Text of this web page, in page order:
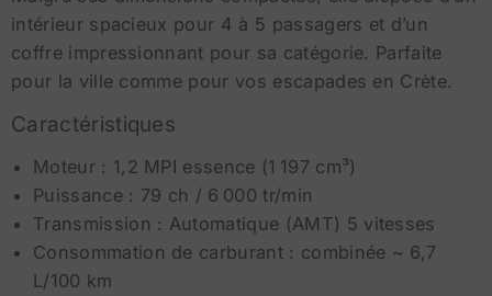
intérieur spacieux pour 4 à 5 passagers et d’un
coffre impressionnant pour sa catégorie. Parfaite
pour la ville comme pour vos escapades en Crète.
Caractéristiques
Moteur : 1,2 MPI essence (1 197 cm³)
Puissance : 79 ch / 6 000 tr/min
Transmission : Automatique (AMT) 5 vitesses
Consommation de carburant : combinée ~ 6,7
L/100 km